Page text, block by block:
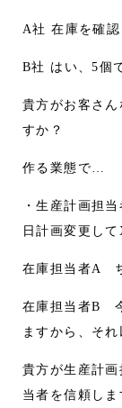
A社 在庫を確
B社 はい、5個
貴方がお客さ
すか？
作る業態で…
・生産計画担
日計画変更し
在庫担当者A
在庫担当者B
ますから、そ
貴方が生産計
当者を信頼しま